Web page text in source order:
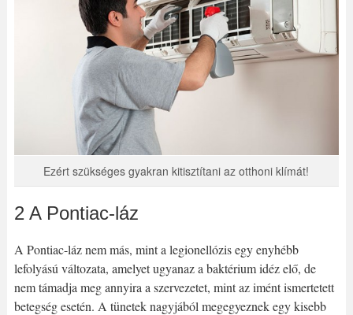
Ezért szükséges gyakran kitisztítani az otthoni klímát!
2 A Pontiac-láz
A Pontiac-láz nem más, mint a legionellózis egy enyhébb
lefolyású változata, amelyet ugyanaz a baktérium idéz elő, de
nem támadja meg annyira a szervezetet, mint az imént ismertetett
betegség esetén. A tünetek nagyjából megegyeznek egy kisebb